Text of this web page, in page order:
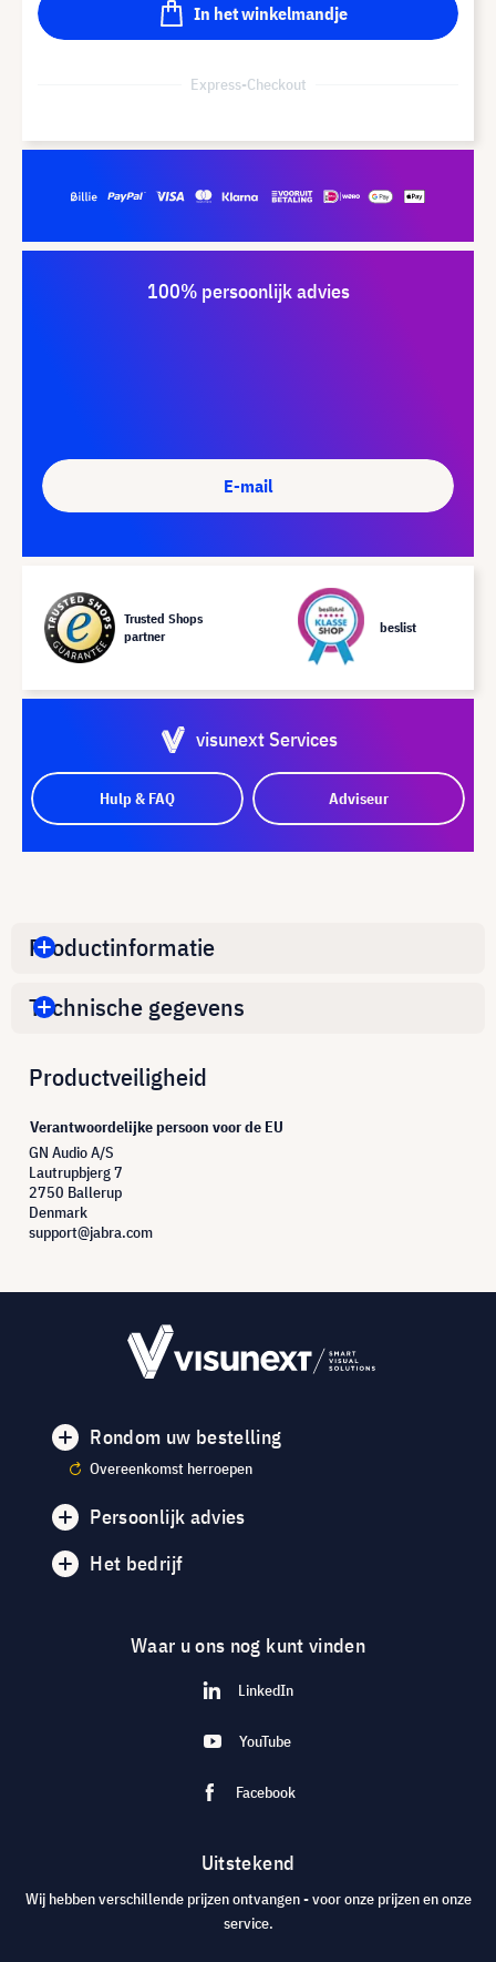
In het winkelmandje
Express-Checkout
100% persoonlijk advies
E-mail
Trusted Shops
partner
beslist
visunext Services
Hulp & FAQ Adviseur
Productinformatie
Technische gegevens
Productveiligheid
Verantwoordelijke persoon voor de EU
GN Audio A/S
Lautrupbjerg 7
2750 Ballerup
Denmark
support@jabra.com
Rondom uw bestelling
Overeenkomst herroepen
Persoonlijk advies
Het bedrijf
Waar u ons nog kunt vinden
LinkedIn
YouTube
Facebook
Uitstekend
Wij hebben verschillende prijzen ontvangen - voor onze prijzen en onze
service.